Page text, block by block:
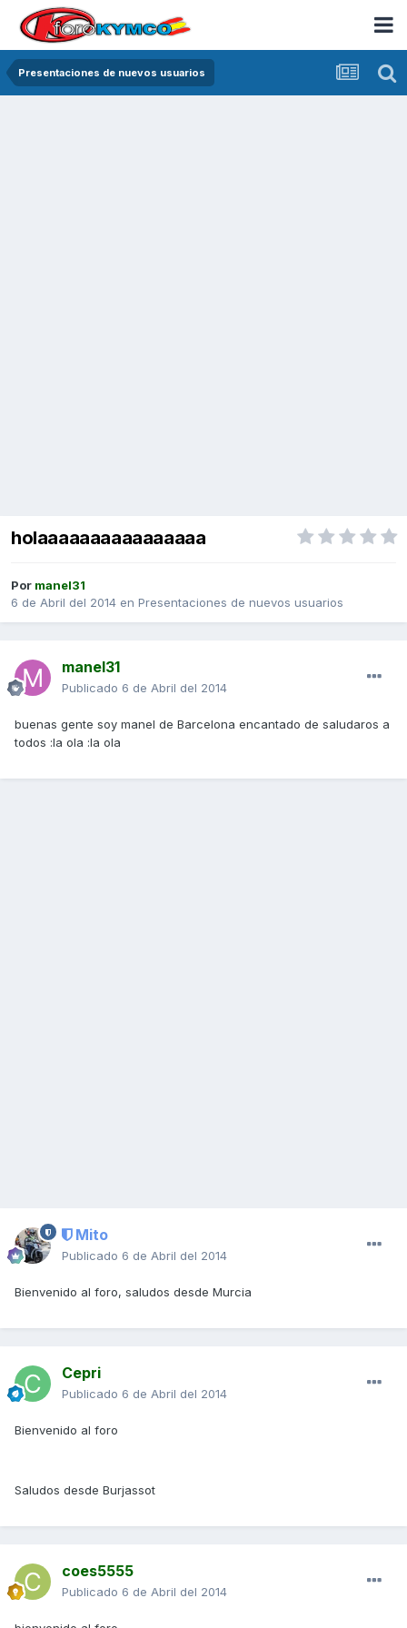
Presentaciones de nuevos usuarios
holaaaaaaaaaaaaaaaa
Por manel31
6 de Abril del 2014 en Presentaciones de nuevos usuarios
manel31
Publicado 6 de Abril del 2014
buenas gente soy manel de Barcelona encantado de saludaros a
todos :la ola :la ola
Mito
Publicado 6 de Abril del 2014
Bienvenido al foro, saludos desde Murcia
Cepri
Publicado 6 de Abril del 2014
Bienvenido al foro
Saludos desde Burjassot
coes5555
Publicado 6 de Abril del 2014